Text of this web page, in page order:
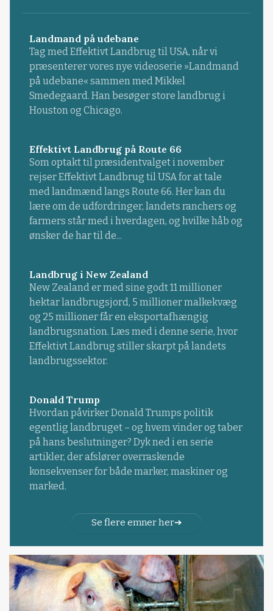
Landmand på udebane
Tag med Effektivt Landbrug til USA, når vi
præsenterer vores nye videoserie »Landmand
på udebane« sammen med Mikkel
Smedegaard. Han besøger store landbrug i
Houston og Chicago.
Effektivt Landbrug på Route 66
Som optakt til præsidentvalget i november
rejser Effektivt Landbrug til USA for at tale
med landmænd langs Route 66. Her kan du
lære om de udfordringer, landets ranchers og
farmers står med i hverdagen, og hvilke håb og
ønsker de har til de...
Landbrug i New Zealand
New Zealand er med sine godt 11 millioner
hektar landbrugsjord, 5 millioner malkekvæg
og 25 millioner får en eksportafhængig
landbrugsnation. Læs med i denne serie, hvor
Effektivt Landbrug stiller skarpt på landets
landbrugssektor.
Donald Trump
Hvordan påvirker Donald Trumps politik
egentlig landbruget – og hvem vinder og taber
på hans beslutninger? Dyk ned i en serie
artikler, der afslører overraskende
konsekvenser for både marker, maskiner og
marked.
Se flere emner her